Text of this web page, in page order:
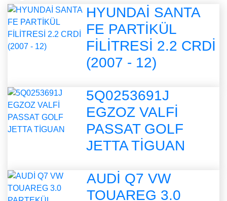
HYUNDAİ SANTA
FE PARTİKÜL
FİLİTRESİ 2.2 CRDİ
(2007 - 12)
5Q0253691J
EGZOZ VALFİ
PASSAT GOLF
JETTA TİGUAN
AUDİ Q7 VW
TOUAREG 3.0